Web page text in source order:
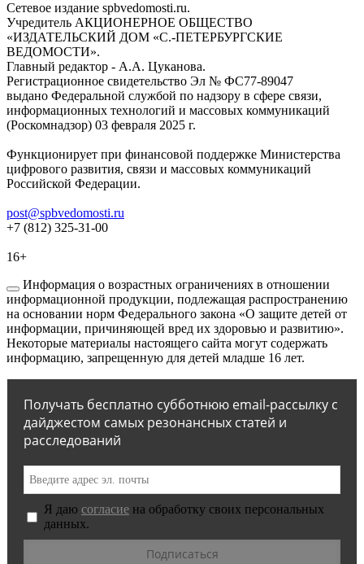
Сетевое издание spbvedomosti.ru.
Учредитель АКЦИОНЕРНОЕ ОБЩЕСТВО
«ИЗДАТЕЛЬСКИЙ ДОМ «С.-ПЕТЕРБУРГСКИЕ
ВЕДОМОСТИ».
Главный редактор - А.А. Цуканова.
Регистрационное свидетельство Эл № ФС77-89047
выдано Федеральной службой по надзору в сфере связи,
информационных технологий и массовых коммуникаций
(Роскомнадзор) 03 февраля 2025 г.
Функционирует при финансовой поддержке Министерства
цифрового развития, связи и массовых коммуникаций
Российской Федерации.
post@spbvedomosti.ru
+7 (812) 325-31-00
16+
Информация о возрастных ограничениях в отношении
информационной продукции, подлежащая распространению
на основании норм Федерального закона «О защите детей от
информации, причиняющей вред их здоровью и развитию».
Некоторые материалы настоящего сайта могут содержать
информацию, запрещенную для детей младше 16 лет.
Получать бесплатно субботнюю email-рассылку с
дайджестом самых резонансных статей и
расследований
Я даю согласие на обработку своих персональных
данных.